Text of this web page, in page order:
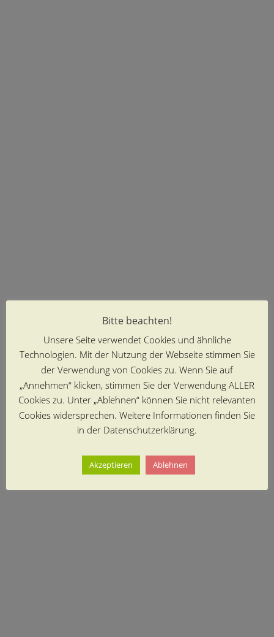
Bitte beachten!
Unsere Seite verwendet Cookies und ähnliche
Technologien. Mit der Nutzung der Webseite stimmen Sie
der Verwendung von Cookies zu. Wenn Sie auf
„Annehmen“ klicken, stimmen Sie der Verwendung ALLER
Cookies zu. Unter „Ablehnen“ können Sie nicht relevanten
Cookies widersprechen. Weitere Informationen finden Sie
in der Datenschutzerklärung.
Akzeptieren Ablehnen